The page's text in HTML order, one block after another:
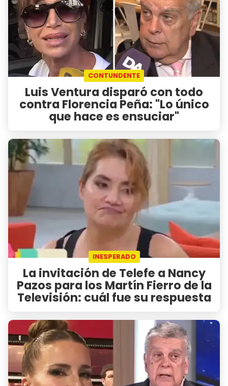
CONTUNDENTE
Luis Ventura disparó con todo
contra Florencia Peña: "Lo único
que hace es ensuciar"
INESPERADO
La invitación de Telefe a Nancy
Pazos para los Martín Fierro de la
Televisión: cuál fue su respuesta